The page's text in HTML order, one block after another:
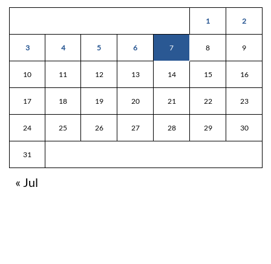
1 2
3 4 5 6 7 8 9
10 11 12 13 14 15 16
17 18 19 20 21 22 23
24 25 26 27 28 29 30
31
« Jul